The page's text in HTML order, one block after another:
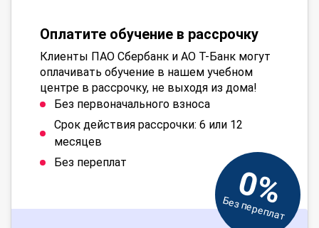
Оплатите обучение в рассрочку
Клиенты ПАО Сбербанк и АО Т-Банк могут
оплачивать обучение в нашем учебном
центре в рассрочку, не выходя из дома!
Без первоначального взноса
Срок действия рассрочки: 6 или 12
месяцев
Без переплат
0%
Без переплат